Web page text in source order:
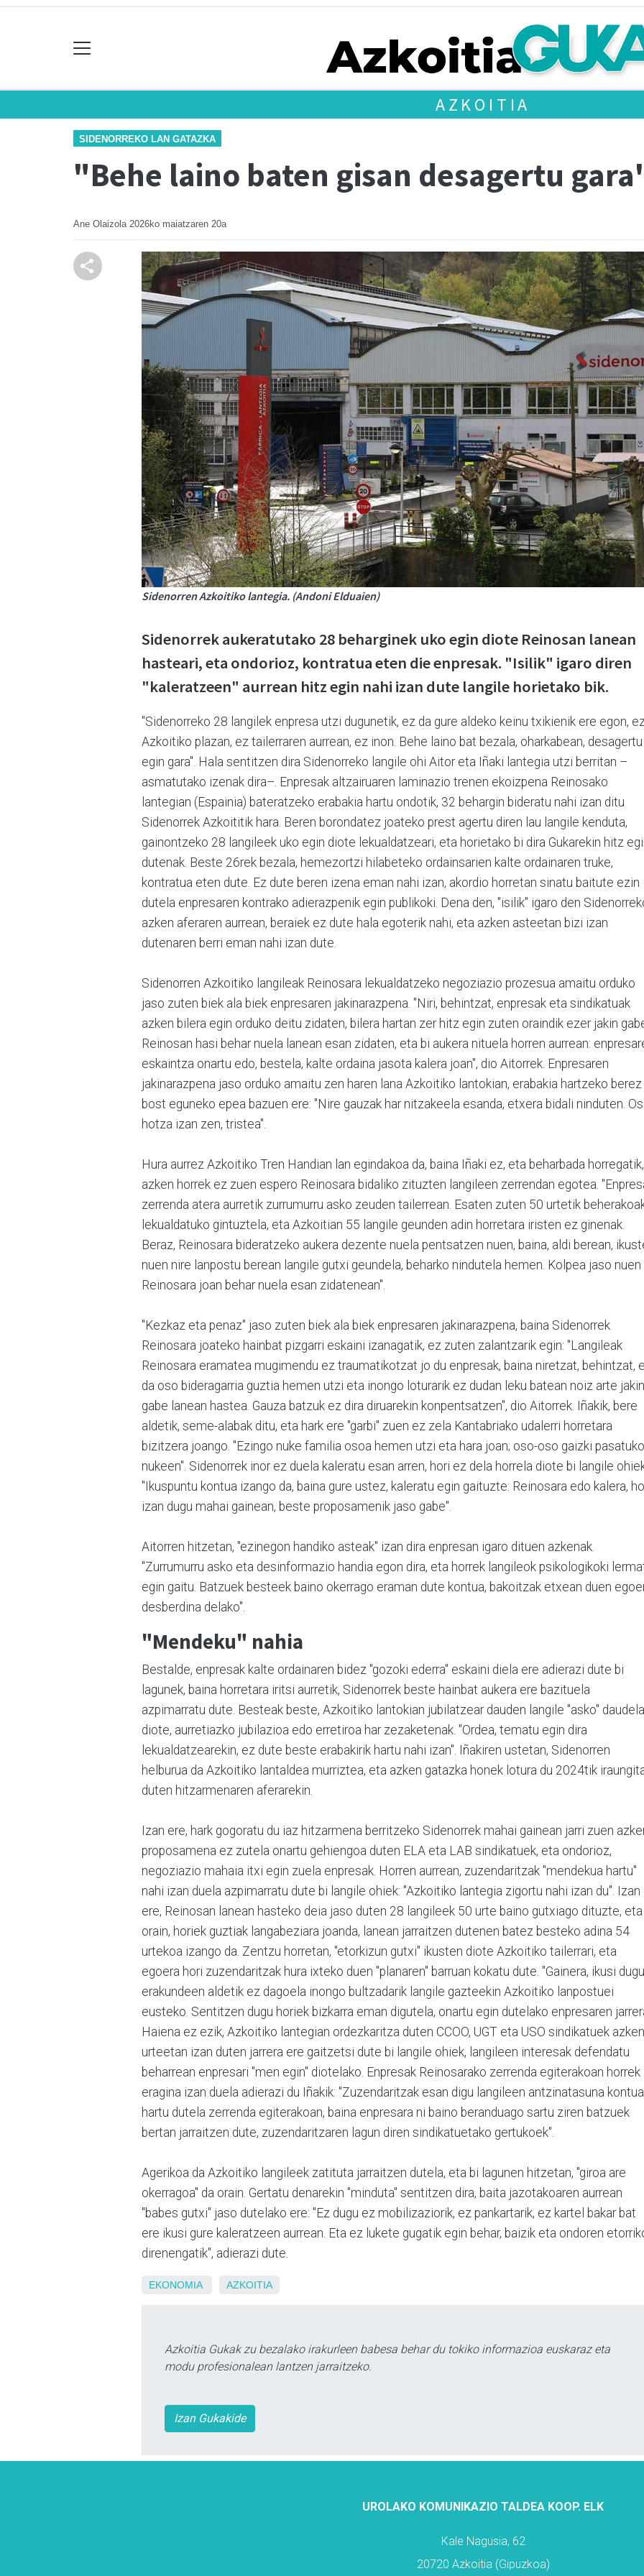
AZKOITIA
SIDENORREKO LAN GATAZKA
"Behe laino baten gisan desagertu
Ane Olaizola 2026ko maiatzaren 20a
Sidenorren Azkoitiko lantegia. (Andoni Elduaien)
Sidenorrek aukeratutako 28 beharginek uko egin diote Reinosan lanean
hasteari, eta ondorioz, kontratua eten die enpresak. "Isilik" igaro diren
"kaleratzeen" aurrean hitz egin nahi izan dute langile horietako bik.
"Sidenorreko 28 langilek enpresa utzi dugunetik, ez da gure aldeko keinu txikienik ere egon, ez
Azkoitiko plazan, ez tailerraren aurrean, ez inon. Behe laino bat bezala, oharkabean, desagertu
egin gara". Hala sentitzen dira Sidenorreko langile ohi Aitor eta Iñaki lantegia utzi berritan –
asmatutako izenak dira–. Enpresak altzairuaren laminazio trenen ekoizpena Reinosako
lantegian (Espainia) bateratzeko erabakia hartu ondotik, 32 behargin bideratu nahi izan ditu
Sidenorrek Azkoititik hara. Beren borondatez joateko prest agertu diren lau langile kenduta,
gainontzeko 28 langileek uko egin diote lekualdatzeari, eta horietako bi dira Gukarekin hitz
dutenak. Beste 26rek bezala, hemezortzi hilabeteko ordainsarien kalte ordainaren truke,
kontratua eten dute. Ez dute beren izena eman nahi izan, akordio horretan sinatu baitute ezin
dutela enpresaren kontrako adierazpenik egin publikoki. Dena den, "isilik" igaro den
azken aferaren aurrean, beraiek ez dute hala egoterik nahi, eta azken asteetan bizi izan
dutenaren berri eman nahi izan dute.
Sidenorren Azkoitiko langileak Reinosara lekualdatzeko negoziazio prozesua amaitu orduko
jaso zuten biek ala biek enpresaren jakinarazpena. "Niri, behintzat, enpresak eta sindikatuak
azken bilera egin orduko deitu zidaten, bilera hartan zer hitz egin zuten oraindik ezer jakin
Reinosan hasi behar nuela lanean esan zidaten, eta bi aukera nituela horren aurrean:
eskaintza onartu edo, bestela, kalte ordaina jasota kalera joan", dio Aitorrek. Enpresaren
jakinarazpena jaso orduko amaitu zen haren lana Azkoitiko lantokian, erabakia hartzeko berez
bost eguneko epea bazuen ere: "Nire gauzak har nitzakeela esanda, etxera bidali ninduten.
hotza izan zen, tristea".
Hura aurrez Azkoitiko Tren Handian lan egindakoa da, baina Iñaki ez, eta beharbada horregatik,
azken horrek ez zuen espero Reinosara bidaliko zituzten langileen zerrendan egotea.
zerrenda atera aurretik zurrumurru asko zeuden tailerrean. Esaten zuten 50 urtetik
lekualdatuko gintuztela, eta Azkoitian 55 langile geunden adin horretara iristen ez ginenak.
Beraz, Reinosara bideratzeko aukera dezente nuela pentsatzen nuen, baina, aldi berean,
nuen nire lanpostu berean langile gutxi geundela, beharko nindutela hemen. Kolpea jaso nuen
Reinosara joan behar nuela esan zidatenean".
"Kezkaz eta penaz" jaso zuten biek ala biek enpresaren jakinarazpena, baina Sidenorrek
Reinosara joateko hainbat pizgarri eskaini izanagatik, ez zuten zalantzarik egin: "Langileak
Reinosara eramatea mugimendu ez traumatikotzat jo du enpresak, baina niretzat, behintzat,
da oso bideragarria guztia hemen utzi eta inongo loturarik ez dudan leku batean noiz arte jakin
gabe lanean hastea. Gauza batzuk ez dira diruarekin konpentsatzen", dio Aitorrek. Iñakik, bere
aldetik, seme-alabak ditu, eta hark ere "garbi" zuen ez zela Kantabriako udalerri horretara
bizitzera joango. "Ezingo nuke familia osoa hemen utzi eta hara joan; oso-oso gaizki pasatuko
nukeen". Sidenorrek inor ez duela kaleratu esan arren, hori ez dela horrela diote bi langile
"Ikuspuntu kontua izango da, baina gure ustez, kaleratu egin gaituzte: Reinosara edo kalera,
izan dugu mahai gainean, beste proposamenik jaso gabe".
Aitorren hitzetan, "ezinegon handiko asteak" izan dira enpresan igaro dituen azkenak.
"Zurrumurru asko eta desinformazio handia egon dira, eta horrek langileok psikologikoki
egin gaitu. Batzuek besteek baino okerrago eraman dute kontua, bakoitzak etxean duen
desberdina delako".
"Mendeku" nahia
Bestalde, enpresak kalte ordainaren bidez "gozoki ederra" eskaini diela ere adierazi dute bi
lagunek, baina horretara iritsi aurretik, Sidenorrek beste hainbat aukera ere bazituela
azpimarratu dute. Besteak beste, Azkoitiko lantokian jubilatzear dauden langile "asko" daudela
diote, aurretiazko jubilazioa edo erretiroa har zezaketenak. "Ordea, tematu egin dira
lekualdatzearekin, ez dute beste erabakirik hartu nahi izan". Iñakiren ustetan, Sidenorren
helburua da Azkoitiko lantaldea murriztea, eta azken gatazka honek lotura du 2024tik
duten hitzarmenaren aferarekin.
Izan ere, hark gogoratu du iaz hitzarmena berritzeko Sidenorrek mahai gainean jarri zuen
proposamena ez zutela onartu gehiengoa duten ELA eta LAB sindikatuek, eta ondorioz,
negoziazio mahaia itxi egin zuela enpresak. Horren aurrean, zuzendaritzak "mendekua hartu"
nahi izan duela azpimarratu dute bi langile ohiek: "Azkoitiko lantegia zigortu nahi izan du". Izan
ere, Reinosan lanean hasteko deia jaso duten 28 langileek 50 urte baino gutxiago dituzte, eta
orain, horiek guztiak langabeziara joanda, lanean jarraitzen dutenen batez besteko adina 54
urtekoa izango da. Zentzu horretan, "etorkizun gutxi" ikusten diote Azkoitiko tailerrari, eta
egoera hori zuzendaritzak hura ixteko duen "planaren" barruan kokatu dute. "Gainera, ikusi dugu
erakundeen aldetik ez dagoela inongo bultzadarik langile gazteekin Azkoitiko lanpostuei
eusteko. Sentitzen dugu horiek bizkarra eman digutela, onartu egin dutelako enpresaren
Haiena ez ezik, Azkoitiko lantegian ordezkaritza duten CCOO, UGT eta USO sindikatuek azken
urteetan izan duten jarrera ere gaitzetsi dute bi langile ohiek, langileen interesak defendatu
beharrean enpresari "men egin" diotelako. Enpresak Reinosarako zerrenda egiterakoan horrek
eragina izan duela adierazi du Iñakik: "Zuzendaritzak esan digu langileen antzinatasuna
hartu dutela zerrenda egiterakoan, baina enpresara ni baino beranduago sartu ziren batzuek
bertan jarraitzen dute, zuzendaritzaren lagun diren sindikatuetako gertukoek".
Agerikoa da Azkoitiko langileek zatituta jarraitzen dutela, eta bi lagunen hitzetan, "giroa are
okerragoa" da orain. Gertatu denarekin "minduta" sentitzen dira, baita jazotakoaren aurrean
"babes gutxi" jaso dutelako ere: "Ez dugu ez mobilizaziorik, ez pankartarik, ez kartel bakar bat
ere ikusi gure kaleratzeen aurrean. Eta ez lukete gugatik egin behar, baizik eta ondoren
direnengatik", adierazi dute.
EKONOMIA AZKOITIA
Azkoitia Gukak zu bezalako irakurleen babesa behar du tokiko informazioa euskaraz eta
modu profesionalean lantzen jarraitzeko.
Izan Gukakide
UROLAKO KOMUNIKAZIO TALDEA KOOP. ELK
Kale Nagusia, 62
20720 Azkoitia (Gipuzkoa)